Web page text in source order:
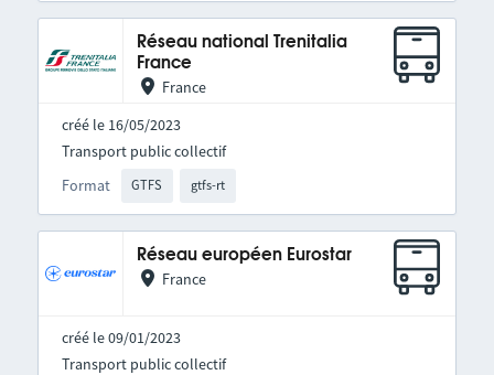
Réseau national Trenitalia
France
France
créé le 16/05/2023
Format GTFS gtfs-rt
Transport public collectif
Réseau européen Eurostar
France
créé le 09/01/2023
Transport public collectif